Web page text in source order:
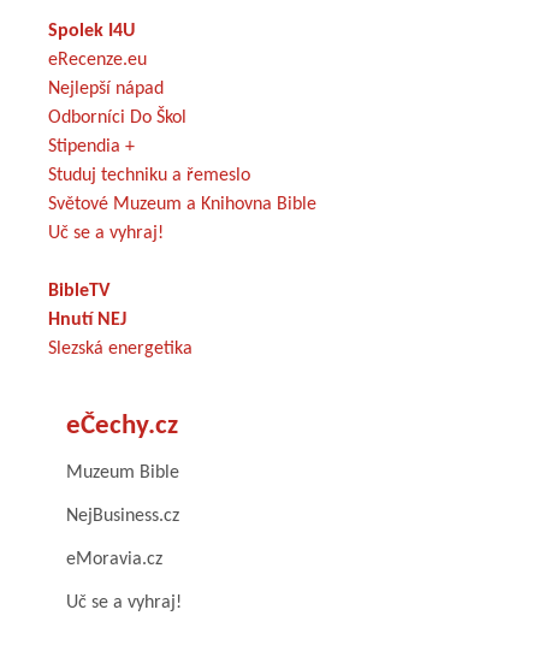
Spolek I4U
eRecenze.eu
Nejlepší nápad
Odborníci Do Škol
Stipendia +
Studuj techniku a řemeslo
Světové Muzeum a Knihovna Bible
Uč se a vyhraj!
BibleTV
Hnutí NEJ
Slezská energetika
eČechy.cz
Muzeum Bible
NejBusiness.cz
eMoravia.cz
Uč se a vyhraj!